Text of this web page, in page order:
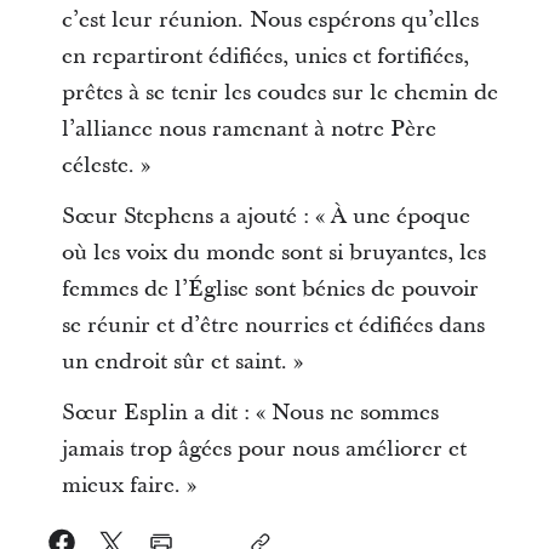
c’est leur réunion. Nous espérons qu’elles
en repartiront édifiées, unies et fortifiées,
prêtes à se tenir les coudes sur le chemin de
l’alliance nous ramenant à notre Père
céleste. »
Sœur Stephens a ajouté : « À une époque
où les voix du monde sont si bruyantes, les
femmes de l’Église sont bénies de pouvoir
se réunir et d’être nourries et édifiées dans
un endroit sûr et saint. »
Sœur Esplin a dit : « Nous ne sommes
jamais trop âgées pour nous améliorer et
mieux faire. »